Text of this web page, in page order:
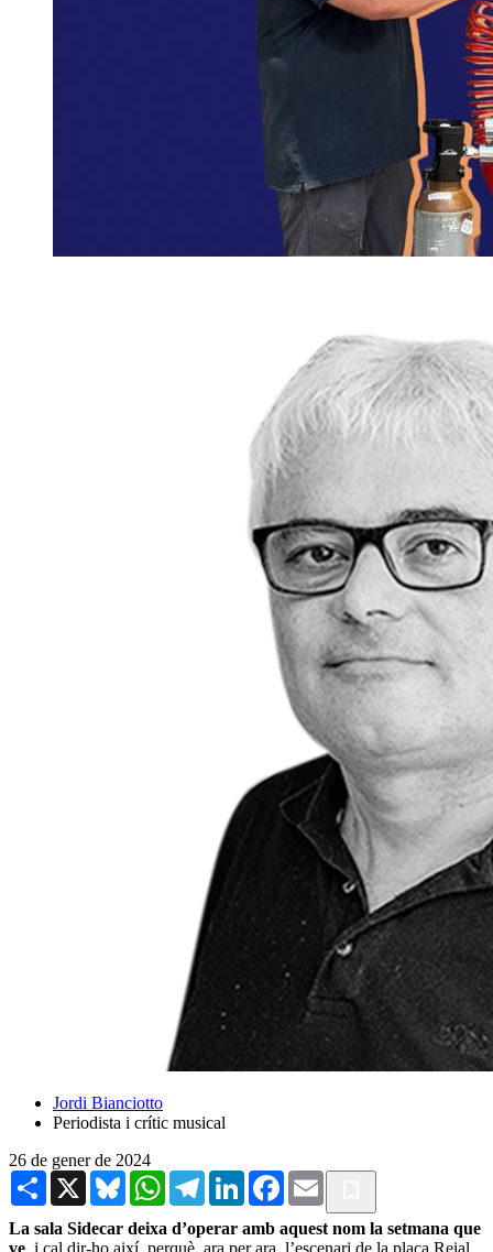
Jordi Bianciotto
Periodista i crític musical
26 de gener de 2024
Share X BlueskyWhatsAppTelegramLinkedInFacebook
Email
La sala Sidecar deixa d’operar amb aquest nom la setmana que
ve , i cal dir-ho així, perquè, ara per ara, l’escenari de la plaça Reial